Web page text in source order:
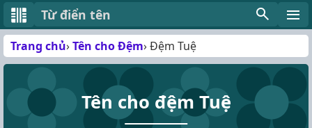
Từ điển tên
Trang chủ Tên cho Đệm Đệm Tuệ
Tên cho đệm Tuệ